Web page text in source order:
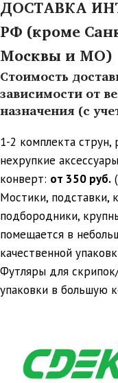
ДОСТАВКА
РФ (кроме
Москвы и МО)
Стоимость
зависимости от
назначения (с
1-2 комплекта
нехрупкие
конверт: от 350 руб.
Мостики, подставки,
подбородники,
помещается в
качественной
Футляры для
упаковки в большую